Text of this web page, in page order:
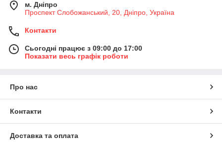
м. Дніпро
Проспект Слобожанський, 20, Дніпро, Україна
Контакти
Сьогодні працює з 09:00 до 17:00
Показати весь графік роботи
Про нас
Контакти
Доставка та оплата